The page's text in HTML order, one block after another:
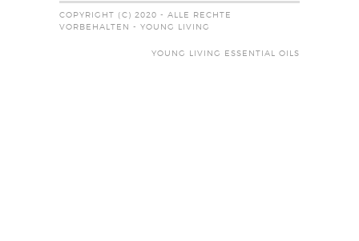
COPYRIGHT (C) 2020 - ALLE RECHTE
VORBEHALTEN - YOUNG LIVING
YOUNG LIVING ESSENTIAL OILS